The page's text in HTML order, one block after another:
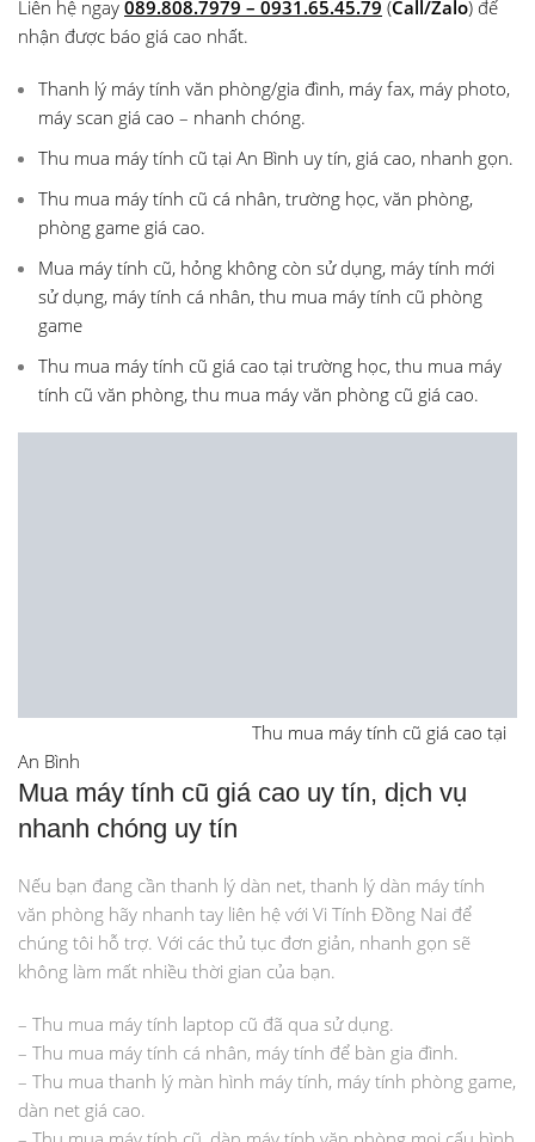
Liên hệ ngay 089.808.7979 – 0931.65.45.79 (Call/Zalo) để
nhận được báo giá cao nhất.
Thanh lý máy tính văn phòng/gia đình, máy fax, máy photo,
máy scan giá cao – nhanh chóng.
Thu mua máy tính cũ tại An Bình uy tín, giá cao, nhanh gọn.
Thu mua máy tính cũ cá nhân, trường học, văn phòng,
phòng game giá cao.
Mua máy tính cũ, hỏng không còn sử dụng, máy tính mới
sử dụng, máy tính cá nhân, thu mua máy tính cũ phòng
game
Thu mua máy tính cũ giá cao tại trường học, thu mua máy
tính cũ văn phòng, thu mua máy văn phòng cũ giá cao.
Thu mua máy tính cũ giá cao tại
An Bình
Mua máy tính cũ giá cao uy tín, dịch vụ
nhanh chóng uy tín
Nếu bạn đang cần thanh lý dàn net, thanh lý dàn máy tính
văn phòng hãy nhanh tay liên hệ với Vi Tính Đồng Nai để
chúng tôi hỗ trợ. Với các thủ tục đơn giản, nhanh gọn sẽ
không làm mất nhiều thời gian của bạn.
– Thu mua máy tính laptop cũ đã qua sử dụng.
– Thu mua máy tính cá nhân, máy tính để bàn gia đình.
– Thu mua thanh lý màn hình máy tính, máy tính phòng game,
dàn net giá cao.